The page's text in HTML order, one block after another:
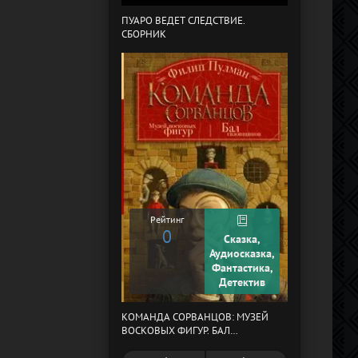
ПУАРО ВЕДЕТ СЛЕДСТВИЕ.
СБОРНИК
Рейтинг
0
Сказка,
Аудиосказка,
Фантастика,
Детектив
КОМАНДА СОРВАНЦОВ: МУЗЕЙ
ВОСКОВЫХ ФИГУР. БАЛ